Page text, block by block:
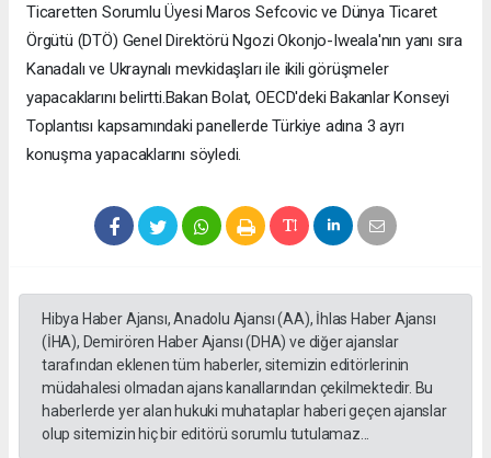
Ticaretten Sorumlu Üyesi Maros Sefcovic ve Dünya Ticaret
Örgütü (DTÖ) Genel Direktörü Ngozi Okonjo-Iweala'nın yanı sıra
Kanadalı ve Ukraynalı mevkidaşları ile ikili görüşmeler
yapacaklarını belirtti.Bakan Bolat, OECD'deki Bakanlar Konseyi
Toplantısı kapsamındaki panellerde Türkiye adına 3 ayrı
konuşma yapacaklarını söyledi.
Hibya Haber Ajansı, Anadolu Ajansı (AA), İhlas Haber Ajansı
(İHA), Demirören Haber Ajansı (DHA) ve diğer ajanslar
tarafından eklenen tüm haberler, sitemizin editörlerinin
müdahalesi olmadan ajans kanallarından çekilmektedir. Bu
haberlerde yer alan hukuki muhataplar haberi geçen ajanslar
olup sitemizin hiç bir editörü sorumlu tutulamaz...